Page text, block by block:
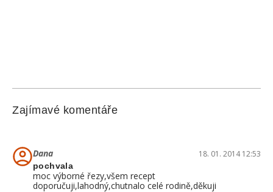
Zajímavé komentáře
Dana 18. 01. 2014 12:53
pochvala
moc výborné řezy,všem recept
doporučuji,lahodný,chutnalo celé rodině,děkuji